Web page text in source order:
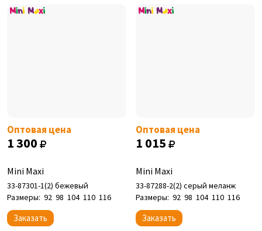
Оптовая цена
1 300
Mini Maxi
33-87301-1(2) бежевый
Размеры: 92 98 104 110 116
Заказать
Оптовая цена
1 015
Mini Maxi
33-87288-2(2) серый меланж
Размеры: 92 98 104 110 116
Заказать